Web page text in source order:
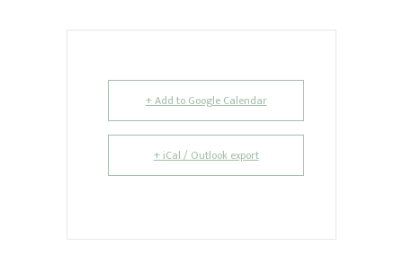
+ Add to Google Calendar
+ iCal / Outlook export